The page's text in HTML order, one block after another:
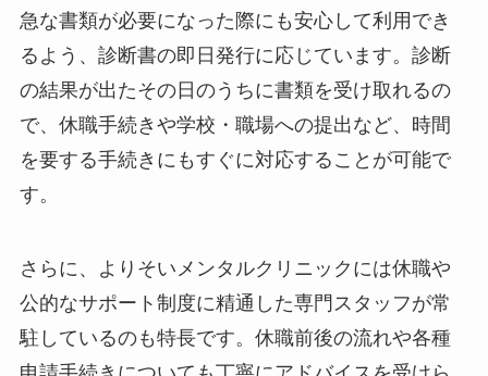
急な書類が必要になった際にも安心して利用でき
るよう、診断書の即日発行に応じています。診断
の結果が出たその日のうちに書類を受け取れるの
で、休職手続きや学校・職場への提出など、時間
を要する手続きにもすぐに対応することが可能で
す。
さらに、よりそいメンタルクリニックには休職や
公的なサポート制度に精通した専門スタッフが常
駐しているのも特長です。休職前後の流れや各種